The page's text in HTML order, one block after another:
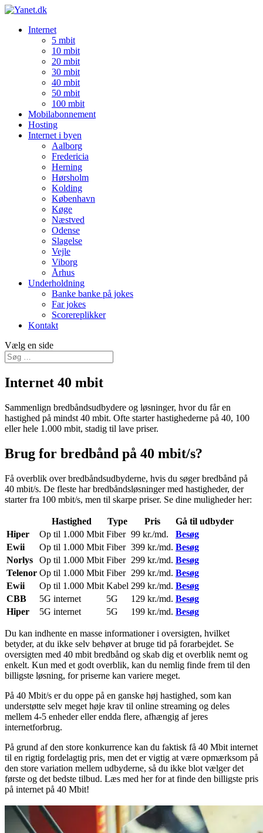
Internet
5 mbit
10 mbit
20 mbit
30 mbit
40 mbit
50 mbit
100 mbit
Mobilabonnement
Hosting
Internet i byen
Aalborg
Fredericia
Herning
Hørsholm
Kolding
København
Køge
Næstved
Odense
Slagelse
Vejle
Viborg
Århus
Underholdning
Banke banke på jokes
Far jokes
Scorereplikker
Kontakt
Vælg en side
Internet 40 mbit
Sammenlign bredbåndsudbydere og løsninger, hvor du får en
hastighed på mindst 40 mbit. Ofte starter hastighederne på 40, 100
eller hele 1.000 mbit, stadig til lave priser.
Brug for bredbånd på 40 mbit/s?
Få overblik over bredbåndsudbyderne, hvis du søger bredbånd på
40 mbit/s. De fleste har bredbåndsløsninger med hastigheder, der
starter fra 100 mbit/s, men til skarpe priser. Se dine muligheder her:
Hastighed Type Pris
Gå til udbyder
Hiper
Op til 1.000 Mbit Fiber 99 kr./md.
Besøg
Ewii
Op til 1.000 Mbit Fiber 399 kr./md. Besøg
Norlys
Op til 1.000 Mbit Fiber 299 kr./md. Besøg
Telenor Op til 1.000 Mbit Fiber 299 kr./md. Besøg
Ewii
Op til 1.000 Mbit Kabel 299 kr./md. Besøg
CBB
5G internet 5G 129 kr./md. Besøg
Hiper
5G internet 5G 199 kr./md. Besøg
Du kan indhente en masse informationer i oversigten, hvilket
betyder, at du ikke selv behøver at bruge tid på forarbejdet. Se
oversigten med 40 mbit bredbånd og skab dig et overblik nemt og
enkelt. Kun med et godt overblik, kan du nemlig finde frem til den
billigste løsning, for priserne kan variere meget.
På 40 Mbit/s er du oppe på en ganske høj hastighed, som kan
understøtte selv meget høje krav til online streaming og deles
mellem 4-5 enheder eller endda flere, afhængig af jeres
internetforbrug.
På grund af den store konkurrence kan du faktisk få 40 Mbit internet
til en rigtig fordelagtig pris, men det er vigtig at være opmærksom på
den store variation mellem udbyderne, så du ikke blot vælger det
første og det bedste tilbud. Læs med her for at finde den billigste pris
på internet på 40 Mbit!